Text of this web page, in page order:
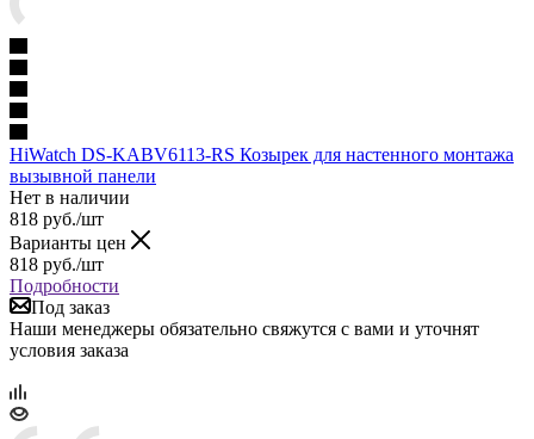
HiWatch DS-KABV6113-RS Козырек для настенного монтажа
вызывной панели
Нет в наличии
818 руб./шт
Варианты цен
818 руб./шт
Подробности
Под заказ
Наши менеджеры обязательно свяжутся с вами и уточнят
условия заказа